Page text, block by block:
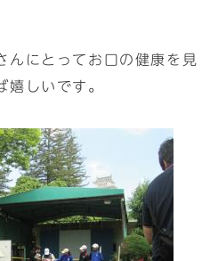
んにとってお口の健康を見
嬉しいです。